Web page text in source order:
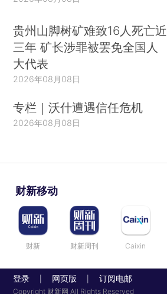
贵州山脚树矿难致16人死亡近
三年 矿长涉罪被罢免全国人
大代表
2026年08月08日
专栏｜沃什遭遇信任危机
2026年08月08日
财新移动
财新 财新周刊 Caixin
登录 网页版 订阅电邮
Copyright 财新网 All Rights Reserved